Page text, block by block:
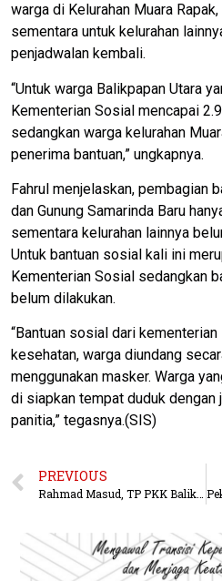
warga di Kelurahan Muara
sementara untuk kelurahan
penjadwalan kembali.
“Untuk warga Balikpapan Utara
Kementerian Sosial mencapai
sedangkan warga kelurahan
penerima bantuan,” ungkapnya.
Fahrul menjelaskan, pembagian
dan Gunung Samarinda Baru
sementara kelurahan lainnya
Untuk bantuan sosial kali ini
Kementerian Sosial sedangkan
belum dilakukan.
“Bantuan sosial dari
kesehatan, warga diundang
menggunakan masker. Warga
di siapkan tempat duduk dengan
panitia,” tegasnya.(SIS)
PREVIOUS